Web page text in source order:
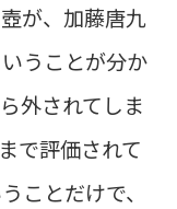
が、加藤唐九
うことが分か
外されてしま
で評価されて
ことだけで、